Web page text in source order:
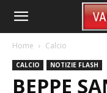
Home Calcio
CALCIO NOTIZIE FLASH
BEPPE